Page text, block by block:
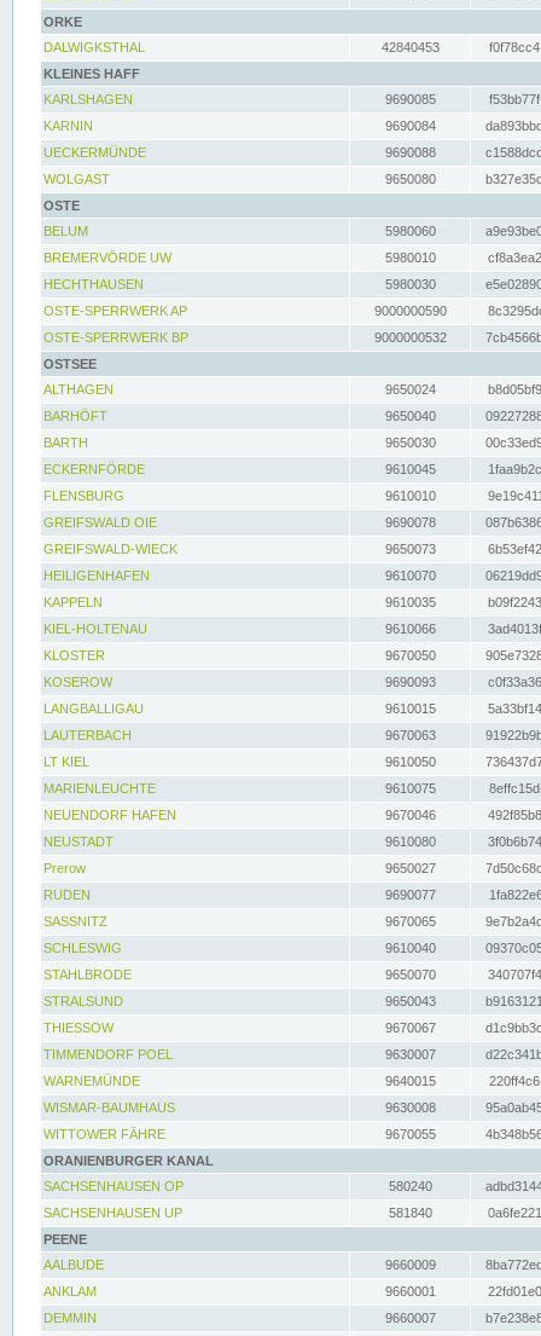
ORKE
DALWIGKSTHAL
42840453
KLEINES HAFF
KARLSHAGEN
9690085
KARNIN
9690084
UECKERMÜNDE
9690088
WOLGAST
9650080
OSTE
BELUM
5980060
BREMERVÖRDE UW
5980010
HECHTHAUSEN
5980030
OSTE-SPERRWERK AP
9000000590
OSTE-SPERRWERK BP
9000000532
OSTSEE
ALTHAGEN
9650024
BARHÖFT
9650040
BARTH
9650030
ECKERNFÖRDE
9610045
FLENSBURG
9610010
GREIFSWALD OIE
9690078
GREIFSWALD-WIECK
9650073
HEILIGENHAFEN
9610070
KAPPELN
9610035
KIEL-HOLTENAU
9610066
KLOSTER
9670050
KOSEROW
9690093
LANGBALLIGAU
9610015
LAUTERBACH
9670063
LT KIEL
9610050
MARIENLEUCHTE
9610075
NEUENDORF HAFEN
9670046
NEUSTADT
9610080
Prerow
9650027
RUDEN
9690077
SASSNITZ
9670065
SCHLESWIG
9610040
STAHLBRODE
9650070
STRALSUND
9650043
THIESSOW
9670067
TIMMENDORF POEL
9630007
WARNEMÜNDE
9640015
WISMAR-BAUMHAUS
9630008
WITTOWER FÄHRE
9670055
ORANIENBURGER KANAL
SACHSENHAUSEN OP
580240
SACHSENHAUSEN UP
581840
PEENE
AALBUDE
9660009
ANKLAM
9660001
DEMMIN
9660007